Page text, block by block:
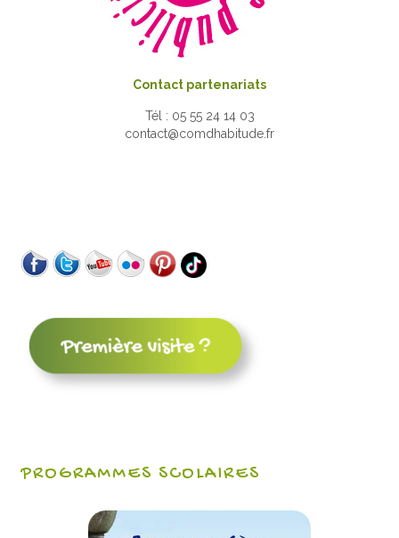
Contact partenariats
Tél : 05 55 24 14 03
contact@comdhabitude.fr
PROGRAMMES SCOLAIRES